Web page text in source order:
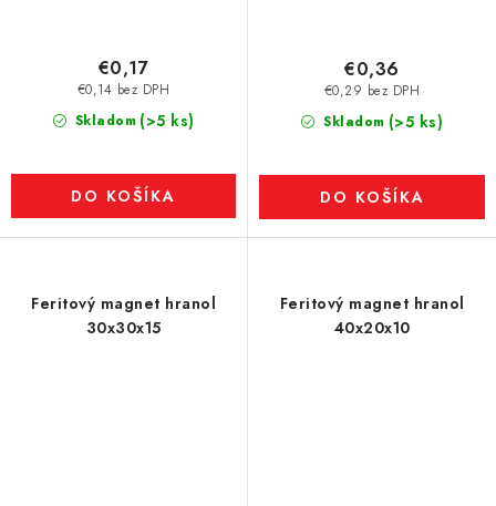
Skladom (>5 ks)
€0,14 bez DPH
€0,17
DO KOŠÍKA
Skladom (>5 ks)
€0,29 bez DPH
€0,36
DO KOŠÍKA
Feritový magnet hranol
30x30x15
Feritový magnet hranol
40x20x10